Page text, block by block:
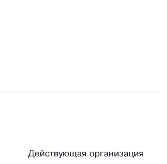
Действующая организация